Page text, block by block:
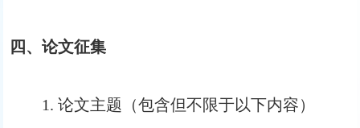
四、论文征集
1. 论文主题（包含但不限于以下内容）